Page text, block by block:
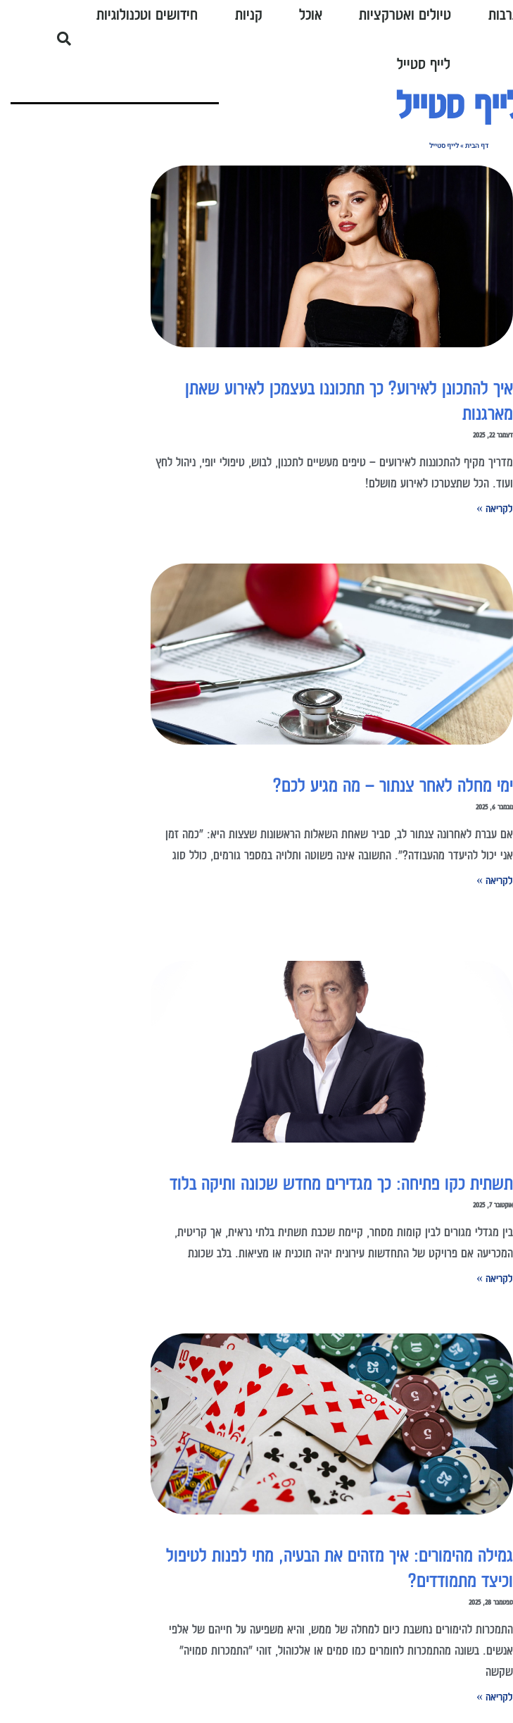
טיולים ואטרקציות אוכל קניות חידושים וטכנולוגיות
לייף סטייל
סטייל
דף הבית»לייף סטייל
איך להתכונן לאירוע? כך תתכוננו בעצמכן לאירוע שאתן
מארגנות
דצמבר 22, 2025
מדריך מקיף להתכוננות לאירועים – טיפים מעשיים לתכנון, לבוש, טיפולי יופי, ניהול לחץ
ועוד. הכל שתצטרכו לאירוע מושלם!
לקריאה »
ימי מחלה לאחר צנתור – מה מגיע לכם?
נובמבר 6, 2025
אם עברת לאחרונה צנתור לב, סביר שאחת השאלות הראשונות שצצות היא: "כמה זמן
אני יכול להיעדר מהעבודה?". התשובה אינה פשוטה ותלויה במספר גורמים, כולל סוג
לקריאה »
תשתית כקו פתיחה: כך מגדירים מחדש שכונה ותיקה בלוד
אוקטובר 7, 2025
בין מגדלי מגורים לבין קומות מסחר, קיימת שכבת תשתית בלתי נראית, אך קריטית,
המכריעה אם פרויקט של התחדשות עירונית יהיה תוכנית או מציאות. בלב שכונת
לקריאה »
גמילה מהימורים: איך מזהים את הבעיה, מתי לפנות לטיפול
וכיצד מתמודדים?
ספטמבר 28, 2025
התמכרות להימורים נחשבת כיום למחלה של ממש, והיא משפיעה על חייהם של אלפי
אנשים. בשונה מהתמכרות לחומרים כמו סמים או אלכוהול, זוהי "התמכרות סמויה"
שקשה
לקריאה »